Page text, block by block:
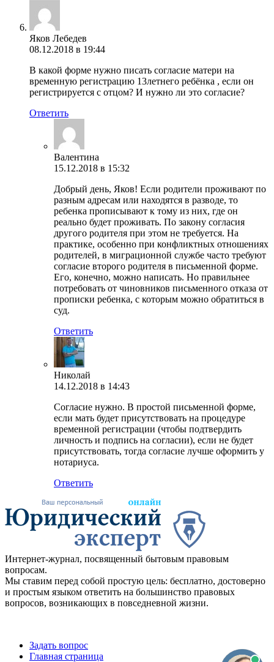
Яков Лебедев
08.12.2018 в 19:44
В какой форме нужно писать согласие матери на
временную регистрацию 13летнего ребёнка , если он
регистрируется с отцом? И нужно ли это согласие?
Ответить
Валентина
15.12.2018 в 15:32
Добрый день, Яков! Если родители проживают по
разным адресам или находятся в разводе, то
ребенка прописывают к тому из них, где он
реально будет проживать. По закону согласия
другого родителя при этом не требуется. На
практике, особенно при конфликтных отношениях
родителей, в миграционной службе часто требуют
согласие второго родителя в письменной форме.
Его, конечно, можно написать. Но правильнее
потребовать от чиновников письменного отказа от
прописки ребенка, с которым можно обратиться в
суд.
Ответить
Николай
14.12.2018 в 14:43
Согласие нужно. В простой письменной форме,
если мать будет присутствовать на процедуре
временной регистрации (чтобы подтвердить
личность и подпись на согласии), если не будет
присутствовать, тогда согласие лучше оформить у
нотариуса.
Ответить
Интернет-журнал, посвященный бытовым правовым
вопросам.
Мы ставим перед собой простую цель: бесплатно, достоверно
и простым языком ответить на большинство правовых
вопросов, возникающих в повседневной жизни.
Задать вопрос
Главная страница